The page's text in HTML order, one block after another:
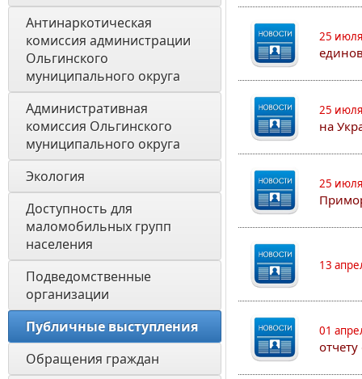
Антинаркотическая
комиссия администрации
Ольгинского
муниципального округа
Административная
комиссия Ольгинского
муниципального округа
Экология
Доступность для
маломобильных групп
населения
Подведомственные
организации
Публичные выступления
Обращения граждан
25
25
на
25
13
01